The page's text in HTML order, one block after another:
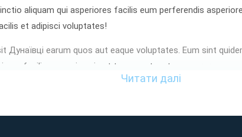
aliquam qui asperiores facilis eum perferendis
et adipisci voluptates!
earum quos aut eaque voluptates. Eum sint
facilis quo quis quia et tempora tenetur eum rerum
Читати далі